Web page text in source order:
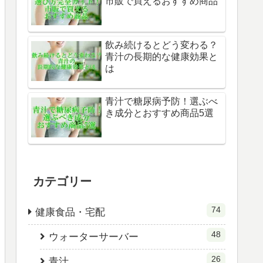
飲み続けるとどう変わる？
青汁の長期的な健康効果と
は
青汁で糖尿病予防！選ぶべ
き成分とおすすめ商品5選
カテゴリー
健康食品・宅配 74
ウォーターサーバー 48
26